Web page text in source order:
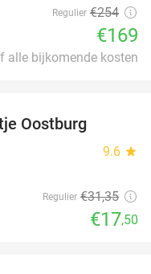
Regulier €254
€169
alle bijkomende kosten
Oostburg
9.6 star
Regulier €31,35
€17,50